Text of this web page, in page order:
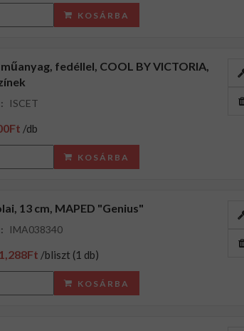
KOSÁRBA
fedéllel, COOL BY VICTORIA,
ISCET
/db
KOSÁRBA
13 cm, MAPED "Genius"
IMA038340
1,288Ft /bliszt (1 db)
KOSÁRBA